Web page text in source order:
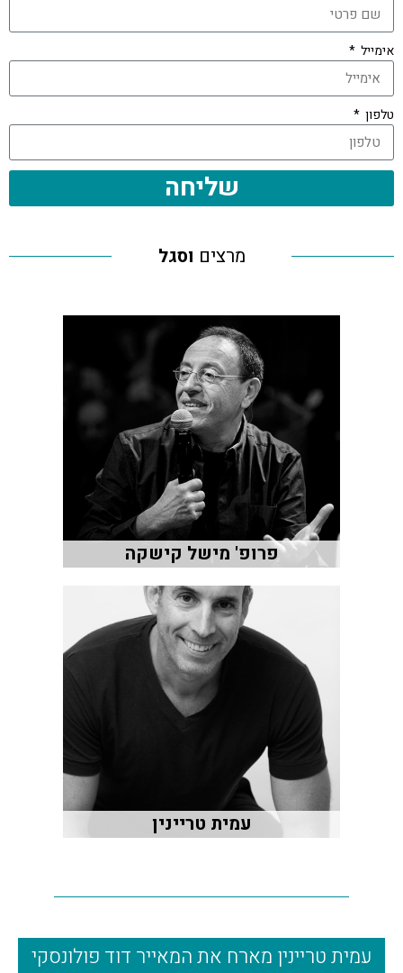
אימייל
טלפון
שליחה
מרצים וסגל
פרופ' מישל קישקה
עמית טריינין
עמית טריינין מארח את המאייר דוד פולונסקי